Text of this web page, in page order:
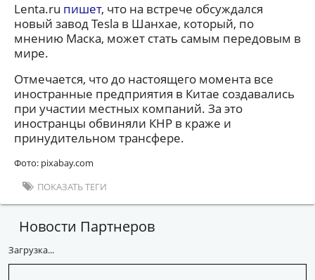
Lenta.ru пишет, что на встрече обсуждался
новый завод Tesla в Шанхае, который, по
мнению Маска, может стать самым передовым в
мире.
Отмечается, что до настоящего момента все
иностранные предприятия в Китае создавались
при участии местных компаний. За это
иностранцы обвиняли КНР в краже и
принудительном трансфере.
Фото: pixabay.com
ПОКАЗАТЬ ТЕГИ
Новости Партнеров
Загрузка...